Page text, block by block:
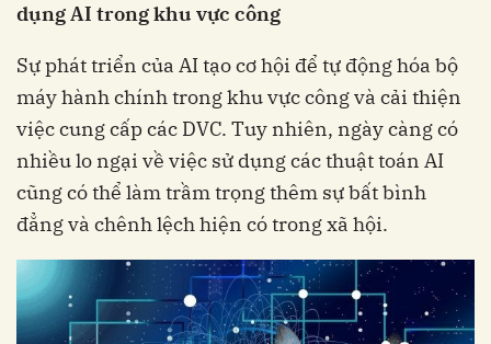
dụng AI trong khu vực công
Sự phát triển của AI tạo cơ hội để tự động hóa bộ
máy hành chính trong khu vực công và cải thiện
việc cung cấp các DVC. Tuy nhiên, ngày càng có
nhiều lo ngại về việc sử dụng các thuật toán AI
cũng có thể làm trầm trọng thêm sự bất bình
đẳng và chênh lệch hiện có trong xã hội.